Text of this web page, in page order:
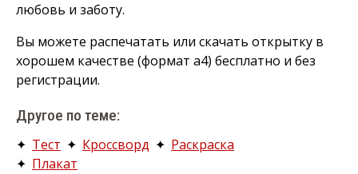
любовь и заботу.
Вы можете распечатать или скачать открытку в
хорошем качестве (формат а4) бесплатно и без
регистрации.
Другое по теме:
✦ Тест ✦ Кроссворд ✦ Раскраска
✦ Плакат